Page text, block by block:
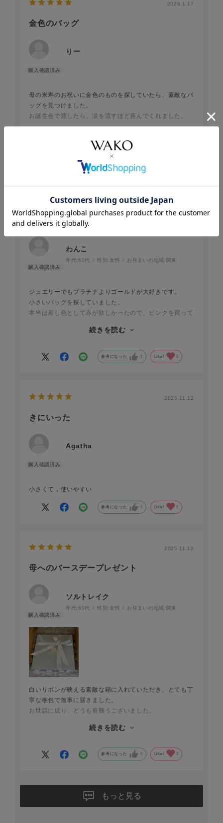
も良いので、使っていて気分も上がります。 2026.1.17
金色のバッグ
りー
母の米寿のお祝いに金色のものを探していたら、素敵なバ
ッグを見つけました。
お誕生会で渡したら、涙を流すほど喜んでくれました。
大きさもちょうど良く斜めがけをしても上品な感じ。私も
大満足なお買い物でした！
参考になった
2025.12.15
よく入る
わんこ
年代:60代 性別:女性 お住まいの地域: 関東
ジュエリーでもプラチナよりゴールドが大好きです。
小さいバッグを探していました。
本当は差し色として赤が欲しかったので、ピンクを買って
もっと金を抑えた14金位のゴールドが良かったので、星4
大きい。 車のキーと自宅鍵等、ハンカチティッシュ、お
早く柔らかくならないかなぁ
続きを読む
参考になった Like! 2
2025.11.12
きにいった
Agatha
小さくて，使いやすい
参考になった 1 Like! 2
2025.11.12
母へのバースデープレゼント
ソルトレイク
年代:60代 性別:女性 お住まいの地域: 関東
白いリボンが映える素敵な箱に入れていただき、とても丁
寧な梱包で無事に届きました。
お世話に成り、どうも有難うございました。
12月が誕生日の母への贈り物として購入。
が良いそうですね。母も色違いのものを永く愛用しており
っと似合うだろうし、きっと喜んでもらえると今から楽し
みにしているところです。
続きを読む
参考になった 0 Like! 3
もっと見る